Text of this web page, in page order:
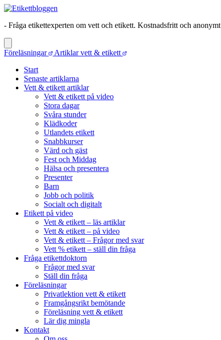
- Fråga etikettexperten om vett och etikett. Kostnadsfritt och anonymt
Föreläsningar
Artiklar vett & etikett
Start
Senaste artiklarna
Vett & etikett artiklar
Vett & etikett på video
Stora dagar
Svåra stunder
Klädkoder
Utlandets etikett
Snabbkurser
Värd och gäst
Fest och Middag
Hälsa och presentera
Presenter
Barn
Jobb och politik
Socialt och digitalt
Etikett på video
Vett & etikett – läs artiklar
Vett & etikett – på video
Vett & etikett – Frågor med svar
Vett % etikett – ställ din fråga
Fråga etikettdoktorn
Frågor med svar
Ställ din fråga
Föreläsningar
Privatlektion vett & etikett
Framgångsrikt bemötande
Föreläsning vett & etikett
Lär dig mingla
Kontakt